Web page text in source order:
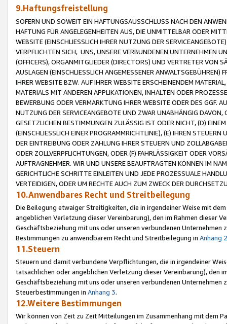
9.Haftungsfreistellung
SOFERN UND SOWEIT EIN HAFTUNGSAUSSCHLUSS NACH DEN
HAFTUNG FÜR ANGELEGENHEITEN AUS, DIE UNMITTELBAR ODER
WEBSITE (EINSCHLIESSLICH IHRER NUTZUNG DER
VERPFLICHTEN SICH, UNS, UNSERE VERBUNDENEN UNTERNEHMEN
(OFFICERS), ORGANMITGLIEDER (DIRECTORS) UND VERTRETER VON
AUSLAGEN (EINSCHLIESSLICH ANGEMESSENER
IHRER WEBSITE BZW. AUF IHRER WEBSITE ERSCHEINENDEM
MATERIALS MIT ANDEREN APPLIKATIONEN, INHALTEN ODER
BEWERBUNG ODER VERMARKTUNG IHRER WEBSITE ODER DES GGF.
NUTZUNG DER SERVICEANGEBOTE UND ZWAR UNABHÄNGIG
GESETZLICHEN BESTIMMUNGEN ZULÄSSIG IST ODER NICHT, (D)
(EINSCHLIESSLICH EINER PROGRAMMRICHTLINIE), (E) IHREN
DER EINTREIBUNG ODER ZAHLUNG IHRER STEUERN UND
ODER ZOLLVERPFLICHTUNGEN, ODER (F) FAHRLÄSSIGKEIT ODER
AUFTRAGNEHMER. WIR UND UNSERE BEAUFTRAGTEN KÖNNEN IM
GERICHTLICHE SCHRITTE EINLEITEN UND JEDE PROZESSUALE
VERTEIDIGEN, ODER UM RECHTE AUCH ZUM ZWECK DER
10.Anwendbares Recht und Streitbeilegung
Die Beilegung etwaiger Streitigkeiten, die in irgendeiner Weise mit
angeblichen Verletzung dieser Vereinbarung), den im Rahmen dieser
Geschäftsbeziehung mit uns oder unseren verbundenen
Bestimmungen zu anwendbarem Recht und Streitbeilegung in Anhang 2
11.Steuern
Steuern und damit verbundene Verpflichtungen, die in irgendeiner
tatsächlichen oder angeblichen Verletzung dieser Vereinbarung), den
Geschäftsbeziehung mit uns oder unseren verbundenen
Steuerbestimmungen in Anhang 3.
12.Weitere Bestimmungen
Wir können von Zeit zu Zeit Mitteilungen im Zusammenhang mit dem